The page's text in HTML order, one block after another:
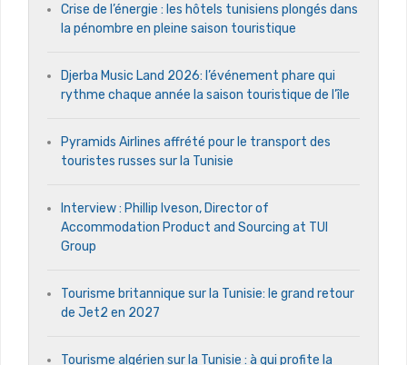
Crise de l’énergie : les hôtels tunisiens plongés dans
la pénombre en pleine saison touristique
Djerba Music Land 2026: l’événement phare qui
rythme chaque année la saison touristique de l’île
Pyramids Airlines affrété pour le transport des
touristes russes sur la Tunisie
Interview : Phillip Iveson, Director of
Accommodation Product and Sourcing at TUI
Group
Tourisme britannique sur la Tunisie: le grand retour
de Jet2 en 2027
Tourisme algérien sur la Tunisie : à qui profite la